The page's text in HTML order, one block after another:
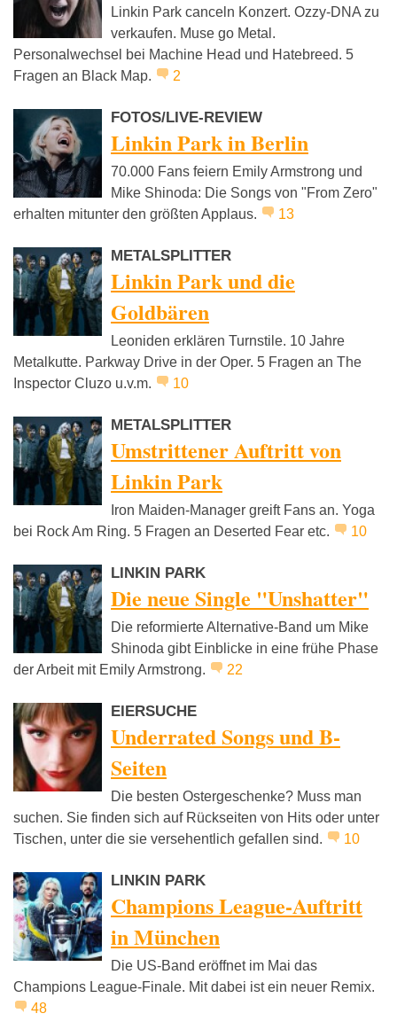
Linkin Park canceln Konzert. Ozzy-DNA zu
verkaufen. Muse go Metal.
Personalwechsel bei Machine Head und Hatebreed. 5
Fragen an Black Map.
2
FOTOS/LIVE-REVIEW
Linkin Park in Berlin
70.000 Fans feiern Emily Armstrong und
Mike Shinoda: Die Songs von "From Zero"
erhalten mitunter den größten Applaus.
13
METALSPLITTER
Linkin Park und die
Goldbären
Leoniden erklären Turnstile. 10 Jahre
Metalkutte. Parkway Drive in der Oper. 5 Fragen an The
Inspector Cluzo u.v.m.
10
METALSPLITTER
Umstrittener Auftritt von
Linkin Park
Iron Maiden-Manager greift Fans an. Yoga
bei Rock Am Ring. 5 Fragen an Deserted Fear etc.
10
LINKIN PARK
Die neue Single "Unshatter"
Die reformierte Alternative-Band um Mike
Shinoda gibt Einblicke in eine frühe Phase
der Arbeit mit Emily Armstrong.
22
EIERSUCHE
Underrated Songs und B-
Seiten
Die besten Ostergeschenke? Muss man
suchen. Sie finden sich auf Rückseiten von Hits oder unter
Tischen, unter die sie versehentlich gefallen sind.
10
LINKIN PARK
Champions League-Auftritt
in München
Die US-Band eröffnet im Mai das
Champions League-Finale. Mit dabei ist ein neuer Remix.
48